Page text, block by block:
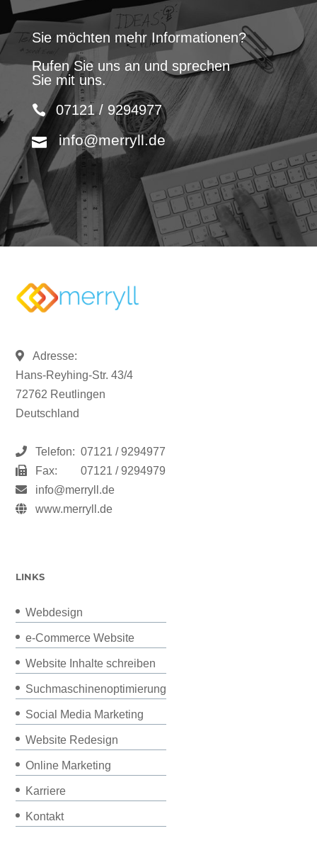
Sie möchten mehr Informationen?
Rufen Sie uns an und sprechen
Sie mit uns.
07121 / 9294977
info@merryll.de
Adresse:
Hans-Reyhing-Str. 43/4
72762 Reutlingen
Deutschland
Telefon: 07121 / 9294977
Fax:
07121 / 9294979
info@merryll.de
www.merryll.de
LINKS
Webdesign
e-Commerce Website
Website Inhalte schreiben
Suchmaschinenoptimierung
Social Media Marketing
Website Redesign
Online Marketing
Karriere
Kontakt